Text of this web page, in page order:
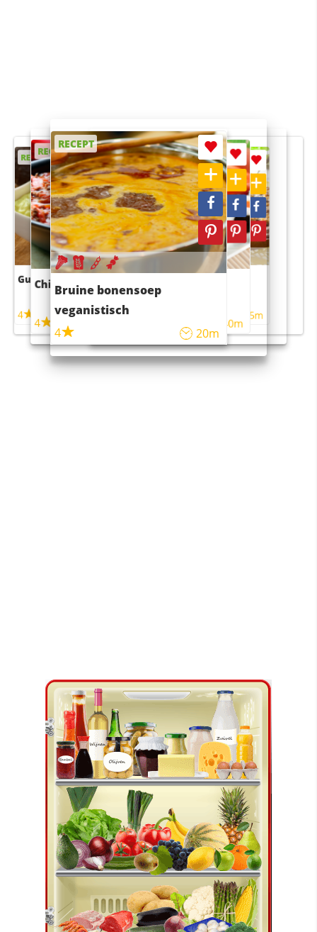
RECEPT
Guacamole
4
RECEPT
Chili con carne
4
RECEPT
Bruine bonensoep
veganistisch
4
20m
RECEPT
Sushi rijstsalade
maaltijdsalade
40m
RECEPT
4 55m